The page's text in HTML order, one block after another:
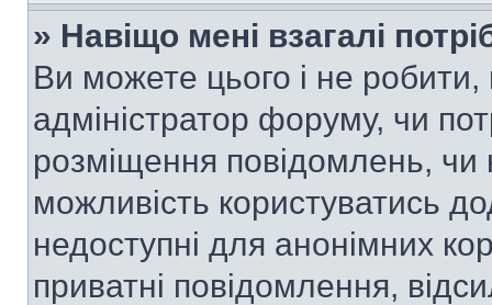
» Навіщо мені взагалі
Ви можете цього і не робити,
адміністратор форуму, чи
розміщення повідомлень, чи
можливість користуватись
недоступні для анонімних
приватні повідомлення,